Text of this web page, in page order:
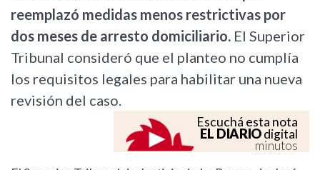
reemplazó medidas menos restrictivas por
dos meses de arresto domiciliario. El Superior
Tribunal consideró que el planteo no cumplía
los requisitos legales para habilitar una nueva
revisión del caso.
Escuchá esta nota
EL DIARIOdigital
minutos